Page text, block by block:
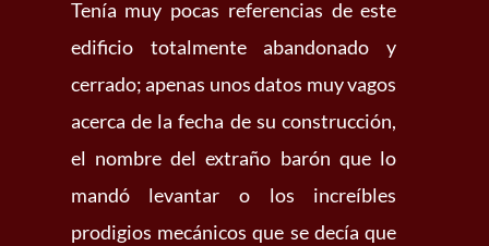
Tenía muy pocas referencias de este
edificio totalmente abandonado y
cerrado; apenas unos datos muy vagos
acerca de la fecha de su construcción,
el nombre del extraño barón que lo
mandó levantar o los increíbles
prodigios mecánicos que se decía que